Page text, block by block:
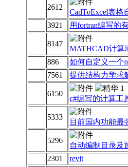
2612
CadToExcel表格
3921 用fortran编写的
8147
MATHCAD计算
886 如何自定义一个
7561
提供结构力学求
6150
c#编写的计算工
5333
目前国内功能最
5296
自动编制目录及
2301 revit